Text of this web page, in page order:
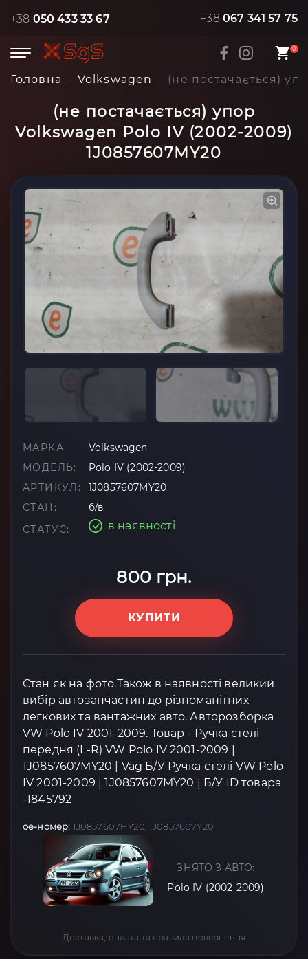
+38 050 433 33 67 +38 067 341 57 75
0
Головна Volkswagen (не постачається)
(не постачається) упор
Volkswagen Polo IV (2002-2009)
1J0857607MY20
МАРКА:
Volkswagen
МОДЕЛЬ:
Polo IV (2002-2009)
АРТИКУЛ:
1J0857607MY20
СТАН:
б/в
СТАТУС:
в наявності
800 грн.
КУПИТИ
Стан як на фото.Також в наявності великий
вибір автозапчастин до різноманітних
легкових та вантажних авто. Авторозборка
VW Polo IV 2001-2009. Товар - Ручка стелі
передня (L-R) VW Polo IV 2001-2009 |
1J0857607MY20 | Vag Б/У Ручка стелі VW Polo
IV 2001-2009 | 1J0857607MY20 | Б/У ID товара
-1845792
oe-номер: 1J0857607HY20, 1J0857607Y20
ЗНЯТО З АВТО:
Polo IV (2002-2009)
Доставка, оплата та правила повернення